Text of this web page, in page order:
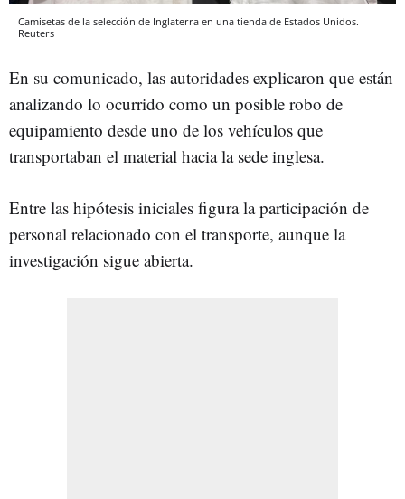
Camisetas de la selección de Inglaterra en una tienda de Estados Unidos.
Reuters
En su comunicado, las autoridades explicaron que están
analizando lo ocurrido como un posible robo de
equipamiento desde uno de los vehículos que
transportaban el material hacia la sede inglesa.
Entre las hipótesis iniciales figura la participación de
personal relacionado con el transporte, aunque la
investigación sigue abierta.